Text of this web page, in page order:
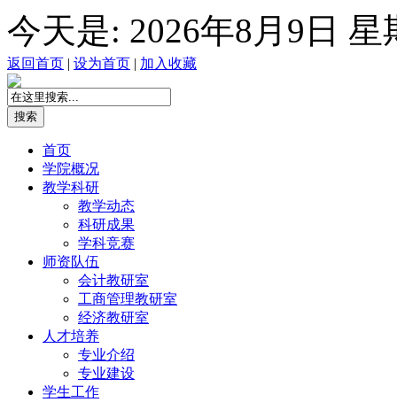
今天是: 2026年8月9日
返回首页 | 设为首页 | 加入收藏
首页
学院概况
教学科研
教学动态
科研成果
学科竞赛
师资队伍
会计教研室
工商管理教研室
经济教研室
人才培养
专业介绍
专业建设
学生工作